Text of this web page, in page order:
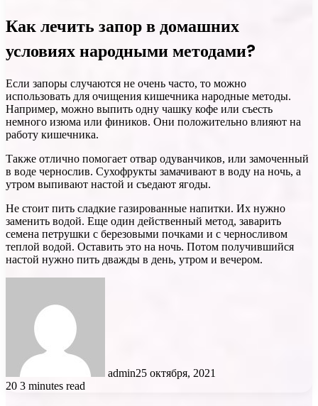
Как лечить запор в домашних
условиях народными методами?
Если запоры случаются не очень часто, то можно
использовать для очищения кишечника народные методы.
Например, можно выпить одну чашку кофе или съесть
немного изюма или фиников. Они положительно влияют на
работу кишечника.
Также отлично помогает отвар одуванчиков, или замоченный
в воде чернослив. Сухофрукты замачивают в воду на ночь, а
утром выпивают настой и съедают ягоды.
Не стоит пить сладкие газированные напитки. Их нужно
заменить водой. Еще один действенный метод, заварить
семена петрушки с березовыми почками и с черносливом
теплой водой. Оставить это на ночь. Потом получившийся
настой нужно пить дважды в день, утром и вечером.
admin25 октября, 2021
20 3 minutes read